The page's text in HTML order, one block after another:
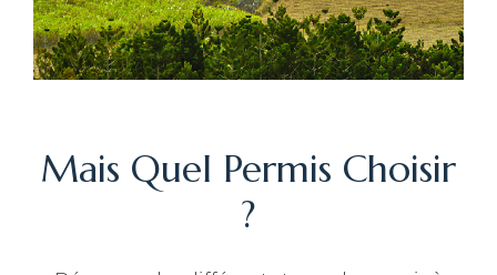
Mais Quel Permis Choisir
?